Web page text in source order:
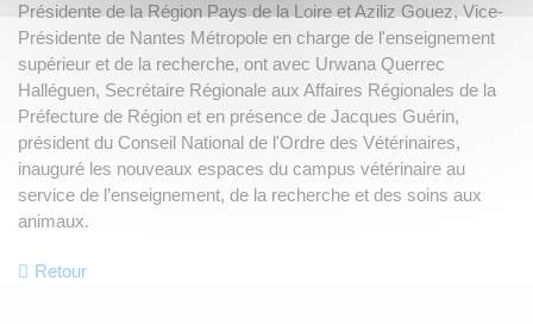
Présidente de la Région Pays de la Loire et Aziliz Gouez, Vice-
Présidente de Nantes Métropole en charge de l'enseignement
supérieur et de la recherche, ont avec Urwana Querrec
Halléguen, Secrétaire Régionale aux Affaires Régionales de la
Préfecture de Région et en présence de Jacques Guérin,
président du Conseil National de l'Ordre des Vétérinaires,
inauguré les nouveaux espaces du campus vétérinaire au
service de l’enseignement, de la recherche et des soins aux
animaux.
Retour